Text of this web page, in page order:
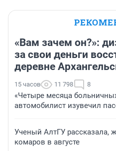
«Вам зачем он?»:
за свои деньги
деревне
15 часов 11 798 8
«Четыре месяца
автомобилист изувечил
Ученый АлтГУ рассказала,
комаров в августе